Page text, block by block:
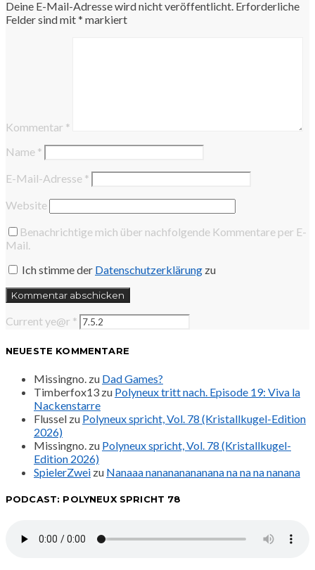
Deine E-Mail-Adresse wird nicht veröffentlicht. Erforderliche
Felder sind mit* markiert
Kommentar *
Name *
E-Mail-Adresse *
Website
Benachrichtige mich über nachfolgende Kommentare per E-
Mail.
Ich stimme der Datenschutzerklärung zu
Current ye@r *
NEUESTE KOMMENTARE
Missingno. zu Dad Games?
Timberfox13 zu Polyneux tritt nach. Episode 19: Viva la
Nackenstarre
Flussel zu Polyneux spricht, Vol. 78 (Kristallkugel-Edition
2026)
Missingno. zu Polyneux spricht, Vol. 78 (Kristallkugel-
Edition 2026)
SpielerZwei zu Nanaaa nanananananana na na na nanana
PODCAST: POLYNEUX SPRICHT 78